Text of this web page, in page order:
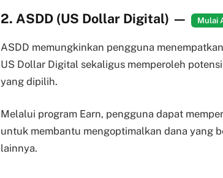
2. ASDD (US Dollar Digital) — Mulai
ASDD memungkinkan pengguna
US Dollar Digital sekaligus memperoleh
yang dipilih.
Melalui program Earn, pengguna dapat
untuk membantu mengoptimalkan dana yang
lainnya.